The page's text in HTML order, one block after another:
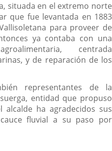
situada en el extremo norte
que fue levantada en 1883
para proveer de
ya contaba con una
centrada
y de reparación de los
representantes de la
entidad que propuso
ha agradecidos sus
fluvial a su paso por